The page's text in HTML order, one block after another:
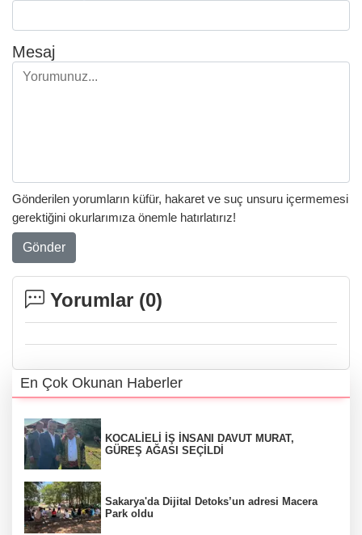
Mesaj
Gönderilen yorumların küfür, hakaret ve suç unsuru içermemesi
gerektiğini okurlarımıza önemle hatırlatırız!
Gönder
Yorumlar (0)
En Çok Okunan Haberler
KOCALİELİ İŞ İNSANI DAVUT MURAT,
GÜREŞ AĞASI SEÇİLDİ
Sakarya'da Dijital Detoks’un adresi Macera
Park oldu